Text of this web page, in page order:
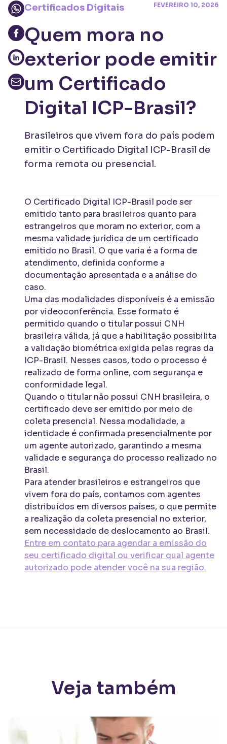
Certificados Digitais FEVEREIRO 10, 2026
Quem mora no
exterior pode emitir
um Certificado
Digital ICP-Brasil?
Brasileiros que vivem fora do país podem
emitir o Certificado Digital ICP-Brasil de
forma remota ou presencial.
O Certificado Digital ICP-Brasil pode ser
emitido tanto para brasileiros quanto para
estrangeiros que moram no exterior, com a
mesma validade jurídica de um certificado
emitido no Brasil. O que varia é a forma de
atendimento, definida conforme a
documentação apresentada e a análise do
caso.
Uma das modalidades disponíveis é a emissão
por videoconferência. Esse formato é
permitido quando o titular possui CNH
brasileira válida, já que a habilitação possibilita
a validação biométrica exigida pelas regras da
ICP-Brasil. Nesses casos, todo o processo é
realizado de forma online, com segurança e
conformidade legal.
Quando o titular não possui CNH brasileira, o
certificado deve ser emitido por meio de
coleta presencial. Nessa modalidade, a
identidade é confirmada presencialmente por
um agente autorizado, garantindo a mesma
validade e segurança do processo realizado no
Brasil.
Para atender brasileiros e estrangeiros que
vivem fora do país, contamos com agentes
distribuídos em diversos países, o que permite
a realização da coleta presencial no exterior,
sem necessidade de deslocamento ao Brasil.
Entre em contato para agendar a emissão do
seu certificado digital ou verificar qual agente
autorizado pode atender você na sua região.
Veja também